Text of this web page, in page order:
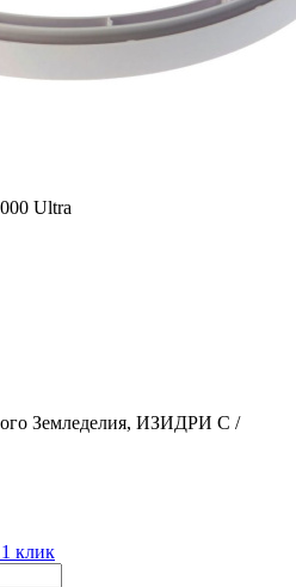
Ultra
Земледелия, ИЗИДРИ С /
клик